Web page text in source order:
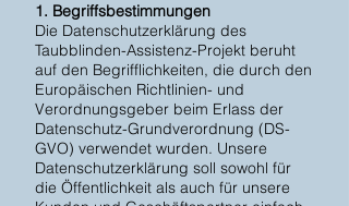
1. Begriffsbestimmungen
Die Datenschutzerklärung des
Taubblinden-Assistenz-Projekt beruht
auf den Begrifflichkeiten, die durch den
Europäischen Richtlinien- und
Verordnungsgeber beim Erlass der
Datenschutz-Grundverordnung (DS-
GVO) verwendet wurden. Unsere
Datenschutzerklärung soll sowohl für
die Öffentlichkeit als auch für unsere